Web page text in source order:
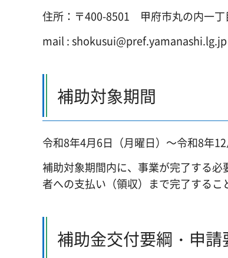
住所：〒400-8501 甲府市丸の内一丁
mail : shokusui@pref.yamanashi.lg.jp
補助対象期間
令和8年4月6日（月曜日）～令和8年12
補助対象期間内に、事業が完了する
者への支払い（領収）まで完了するこ
補助金交付要綱・申請